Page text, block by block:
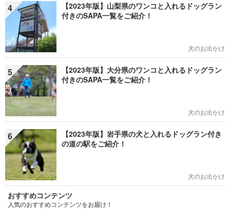
4
【2023年版】山梨県のワンコと入れるドッグラン
付きのSAPA一覧をご紹介！
犬のお出かけ
5
【2023年版】大分県のワンコと入れるドッグラン
付きのSAPA一覧をご紹介！
犬のお出かけ
6
【2023年版】岩手県の犬と入れるドッグラン付き
の道の駅をご紹介！
犬のお出かけ
おすすめコンテンツ
人気のおすすめコンテンツをお届け！